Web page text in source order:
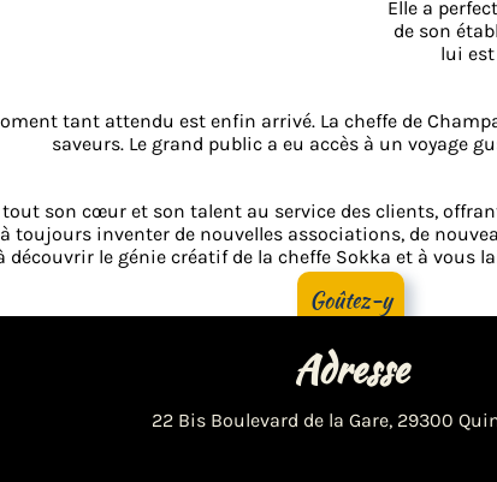
Elle a
de son
lui
tant attendu est enfin arrivé. La cheffe de
saveurs. Le grand public a eu accès à un voyage
tout son cœur et son talent au service des clients,
toujours inventer de nouvelles associations, de
découvrir le génie créatif de la cheffe Sokka et à vous
Goûtez-y
Adresse
22 Bis Boulevard de la Gare, 29300